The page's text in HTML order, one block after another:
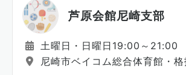
芦原会館尼崎支部
土曜日・日曜日19:00～21:00
尼崎市ベイコム総合体育館・格